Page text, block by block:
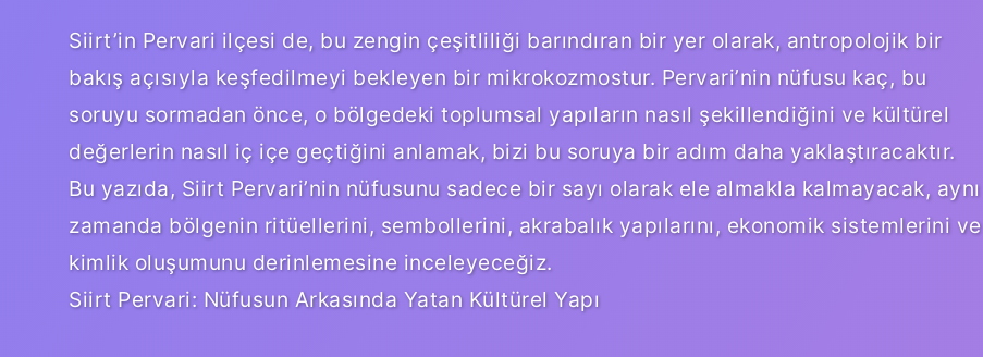
Siirt’in Pervari ilçesi de, bu zengin çeşitliliği barındıran bir yer olarak, antropolojik bir
bakış açısıyla keşfedilmeyi bekleyen bir mikrokozmostur. Pervari’nin nüfusu kaç, bu
soruyu sormadan önce, o bölgedeki toplumsal yapıların nasıl şekillendiğini ve kültürel
değerlerin nasıl iç içe geçtiğini anlamak, bizi bu soruya bir adım daha yaklaştıracaktır.
Bu yazıda, Siirt Pervari’nin nüfusunu sadece bir sayı olarak ele almakla kalmayacak, aynı
zamanda bölgenin ritüellerini, sembollerini, akrabalık yapılarını, ekonomik sistemlerini ve
kimlik oluşumunu derinlemesine inceleyeceğiz.
Siirt Pervari: Nüfusun Arkasında Yatan Kültürel Yapı